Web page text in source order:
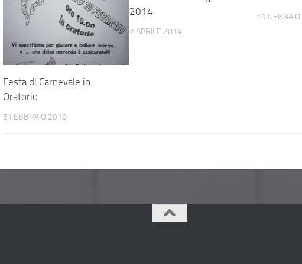
Festa di Carnevale in
Oratorio
5 FEBBRAIO 2018
2014
2 APRILE 2014
19